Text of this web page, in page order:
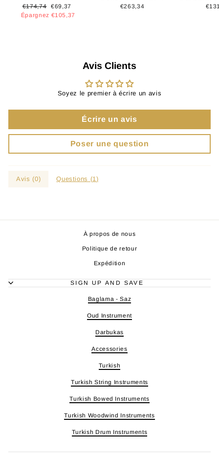
Prix
régulier
€174,74
Prix
réduit
€69,37
Épargnez €105,37
€263,34
Avis Clients
Soyez le premier à écrire un avis
Écrire un avis
Poser une question
Avis (0) Questions (1)
À propos de nous
Politique de retour
Expédition
SIGN UP AND SAVE
Baglama - Saz
Oud Instrument
Darbukas
Accessories
Turkish
Turkish String Instruments
Turkish Bowed Instruments
Turkish Woodwind Instruments
Turkish Drum Instruments